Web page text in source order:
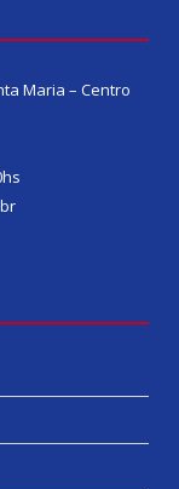
Maria – Centro